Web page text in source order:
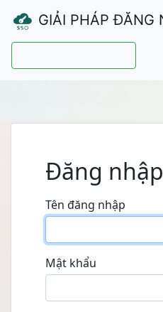
GIẢI PHÁP ĐĂNG
Đăng nhập
Tên đăng nhập
Mật khẩu